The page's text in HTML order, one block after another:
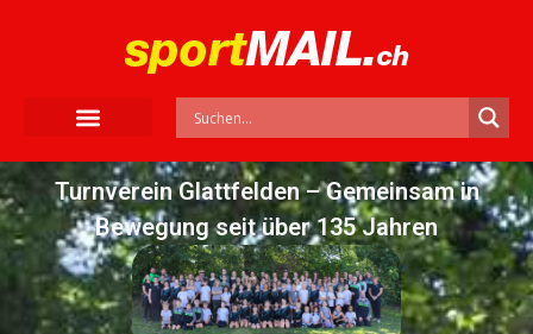
Turnverein Glattfelden – Gemeinsam in
Bewegung seit über 135 Jahren